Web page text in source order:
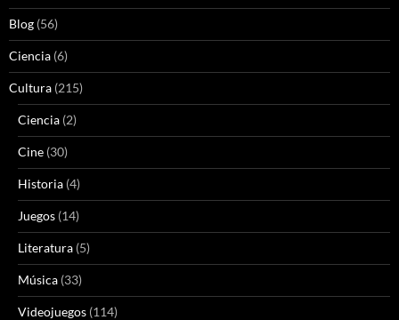
Blog (56)
Ciencia (6)
Cultura (215)
Ciencia (2)
Cine (30)
Historia (4)
Juegos (14)
Literatura (5)
Música (33)
Videojuegos (114)